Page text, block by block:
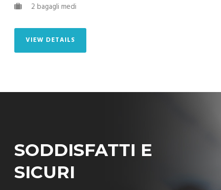
2 bagagli medi
VIEW DETAILS
SODDISFATTI E
SICURI